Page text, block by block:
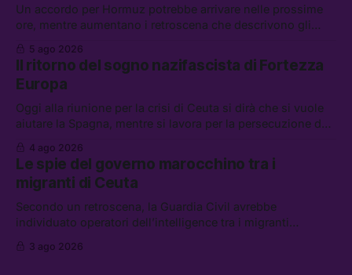
abbandonata
Un accordo per Hormuz potrebbe arrivare nelle prossime
ore, mentre aumentano i retroscena che descrivono gli
chi aspetta i dispersi di Ceuta, il boom dei carburanti
diluiti, e quanti attivisti anti data center sono stati arrestati
5 ago 2026
Il ritorno del sogno nazifascista di Fortezza
Europa
Oggi alla riunione per la crisi di Ceuta si dirà che si vuole
aiutare la Spagna, mentre si lavora per la persecuzione dei
spontanei a Gaza, un giovane di 19 anni è morto sotto il
sole per raccogliere pomodori, e cosa dice l’AI Act europeo
4 ago 2026
Le spie del governo marocchino tra i
migranti di Ceuta
Secondo un retroscena, la Guardia Civil avrebbe
individuato operatori dell’intelligence tra i migranti
hanno ucciso 19 persone a Gaza; le tensioni nel campo
3 ago 2026